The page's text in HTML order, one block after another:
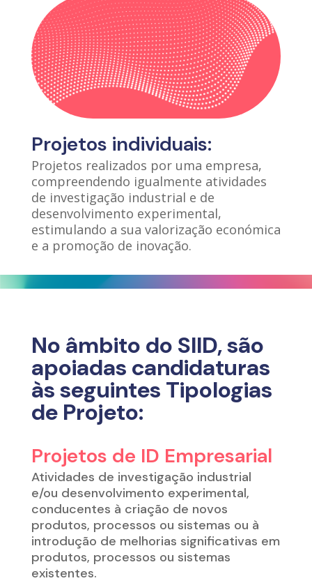
Projetos individuais:
Projetos realizados por uma empresa,
compreendendo igualmente atividades
de investigação industrial e de
desenvolvimento experimental,
estimulando a sua valorização económica
e a promoção de inovação.
No âmbito do SIID, são
apoiadas candidaturas
às seguintes Tipologias
de Projeto:
Projetos de ID Empresarial
Atividades de investigação industrial
e/ou desenvolvimento experimental,
conducentes à criação de novos
produtos, processos ou sistemas ou à
introdução de melhorias significativas em
produtos, processos ou sistemas
existentes.